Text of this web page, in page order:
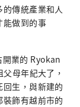
傳統產業和人
能做到的事
業的 Ryokan
母年紀大了，
生，與新建的
飾有越前市的